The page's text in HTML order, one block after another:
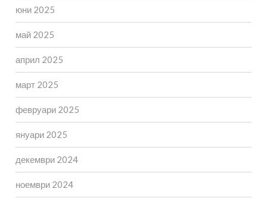
юни 2025
май 2025
април 2025
март 2025
февруари 2025
януари 2025
декември 2024
ноември 2024